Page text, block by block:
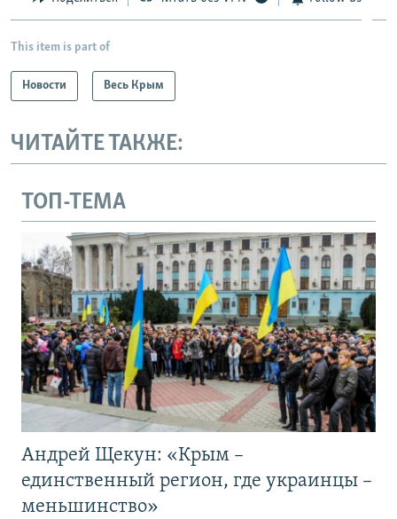
This item is part of
Новости Весь Крым
ЧИТАЙТЕ ТАКЖЕ:
ТОП-ТЕМА
Андрей Щекун: «Крым –
единственный регион, где украинцы –
меньшинство»